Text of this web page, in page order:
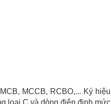
MCCB, RCBO,... Ký hiệu